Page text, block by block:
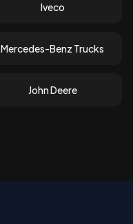
Iveco
Mercedes-Benz Trucks
John Deere